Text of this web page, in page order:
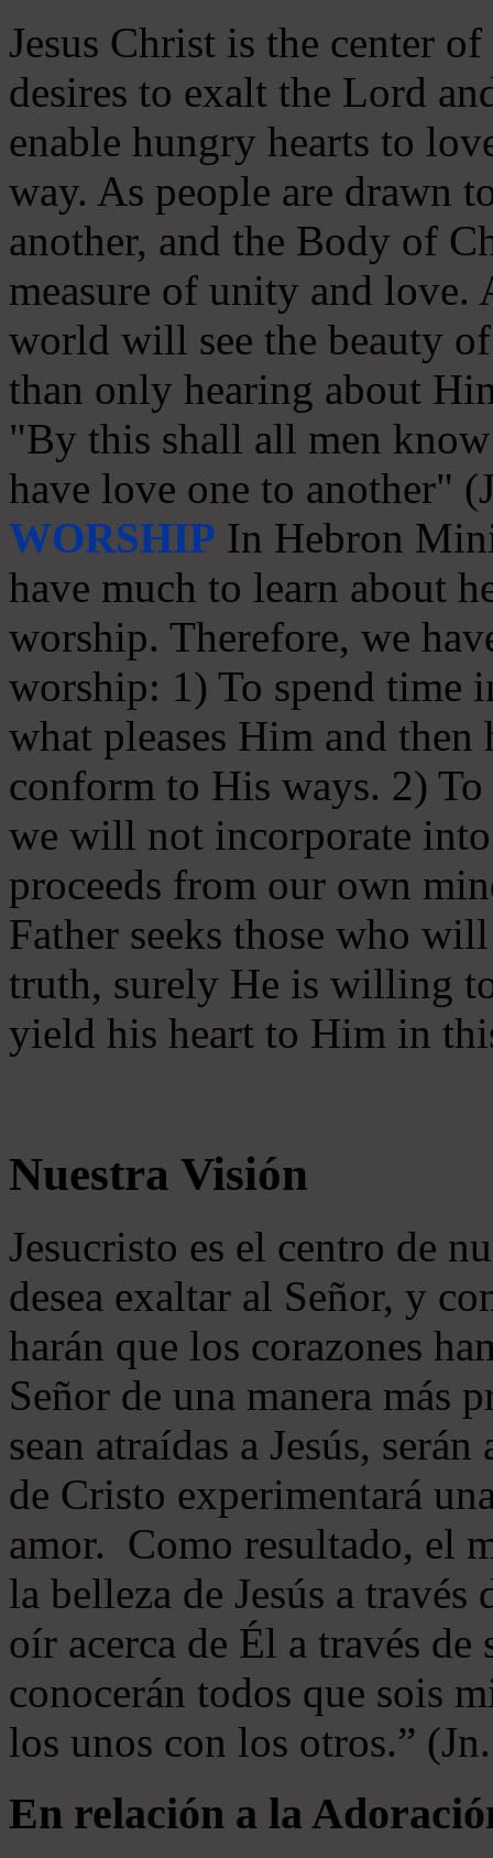
Jesus Christ is the center
desires to exalt the Lord
enable hungry hearts to
way. As people are drawn
another, and the Body of
measure of unity and love.
world will see the beauty
than only hearing about
"By this shall all men
have love one to another"
WORSHIP In Hebron
have much to learn about
worship. Therefore, we
worship: 1) To spend time
what pleases Him and
conform to His ways. 2)
we will not incorporate
proceeds from our own
Father seeks those who
truth, surely He is willing
yield his heart to Him in
Nuestra Visión
Jesucristo es el centro de
desea exaltar al Señor, y
harán que los corazones
Señor de una manera más
sean atraídas a Jesús,
de Cristo experimentará
amor. Como resultado, el
la belleza de Jesús a
oír acerca de Él a través
conocerán todos que sois
los unos con los otros.”
En relación a la